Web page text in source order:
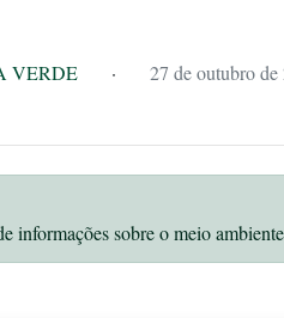
VERDE · 27 de outubro de
informações sobre o meio ambiente